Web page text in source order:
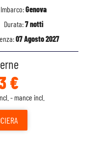
Imbarco:Genova
Durata:7 notti
07 Agosto 2027
€
- mance incl.